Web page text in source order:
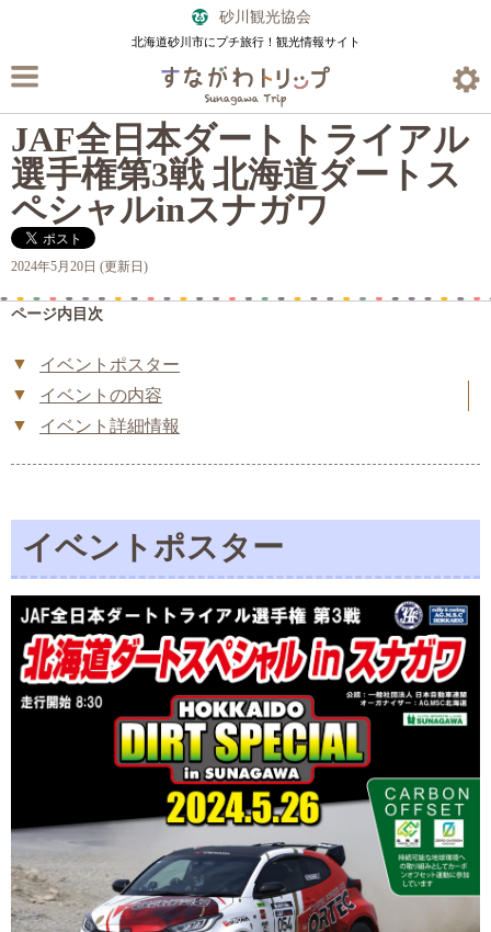
砂川観光協会
北海道砂川市にプチ旅行！観光情報サイト
JAF全日本ダートトライアル
選手権第3戦 北海道ダートス
ペシャルinスナガワ
2024年5月20日 (更新日)
ページ内目次
イベントポスター
イベントの内容
イベント詳細情報
イベントポスター